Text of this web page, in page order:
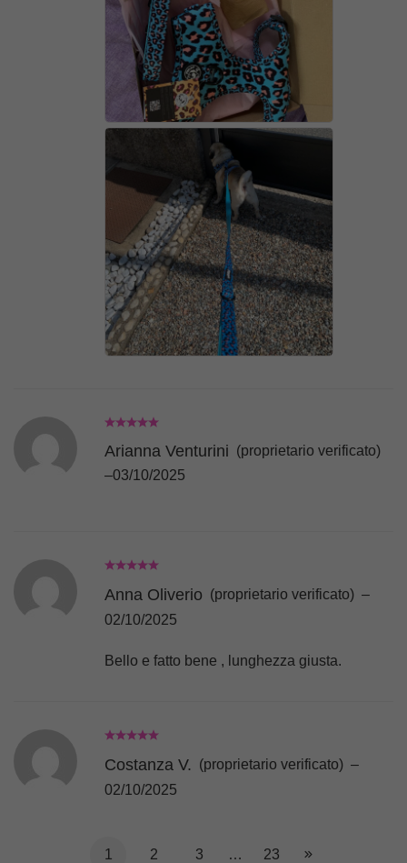
Arianna Venturini (proprietario verificato)
–03/10/2025
Anna Oliverio (proprietario verificato) –
02/10/2025
Bello e fatto bene , lunghezza giusta.
Costanza V. (proprietario verificato) –
02/10/2025
1 2 3 … 23